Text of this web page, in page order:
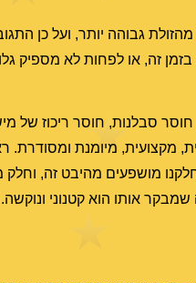
גבוהה יותר, ועל כן
זה, או לפחות לא מספיק
סבלנות, חוסר ריכוז של
מיומנת ומסודרת.
מושפעים מהיבט זה, וחלק
אותו הוא קטנוני ונוקשה.